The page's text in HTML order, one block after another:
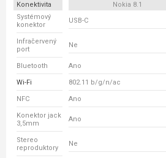
Konektivita Nokia 8.1
Systémový
konektor
USB-C
Infračervený
port
Ne
Bluetooth Ano
Wi-Fi 802.11 b/g/n/ac
NFC Ano
Konektor jack
3,5mm
Ano
Stereo
reproduktory
Ne